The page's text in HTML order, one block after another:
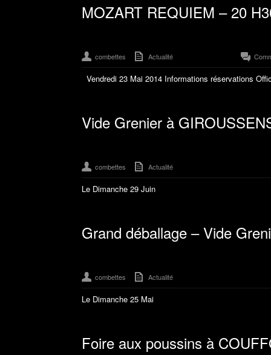
MOZART REQUIEM – 20
combettes Actualité
Vendredi 23 Mai 2014 Informations réservations
Vide Grenier à
combettes Actualité
Le Dimanche 29 Juin
Grand déballage – Vide
combettes Actualité
Le Dimanche 25 Mai
Foire aux poussins à